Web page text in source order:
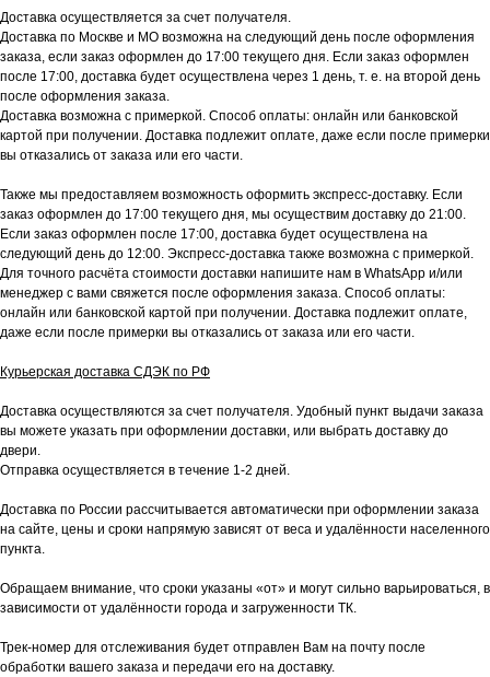
Доставка осуществляется за счет получателя.
Доставка по Москве и МО возможна на следующий день после оформления
заказа, если заказ оформлен до 17:00 текущего дня. Если заказ оформлен
после 17:00, доставка будет осуществлена через 1 день, т. е. на второй день
после оформления заказа.
Доставка возможна с примеркой. Способ оплаты: онлайн или банковской
картой при получении. Доставка подлежит оплате, даже если после примерки
вы отказались от заказа или его части.
Также мы предоставляем возможность оформить экспресс-доставку. Если
заказ оформлен до 17:00 текущего дня, мы осуществим доставку до 21:00.
Если заказ оформлен после 17:00, доставка будет осуществлена на
следующий день до 12:00. Экспресс-доставка также возможна с примеркой.
Для точного расчёта стоимости доставки напишите нам в WhatsApp и/или
менеджер с вами свяжется после оформления заказа. Способ оплаты:
онлайн или банковской картой при получении. Доставка подлежит оплате,
даже если после примерки вы отказались от заказа или его части.
Курьерская доставка СДЭК по РФ
Доставка осуществляются за счет получателя. Удобный пункт выдачи заказа
вы можете указать при оформлении доставки, или выбрать доставку до
двери.
Отправка осуществляется в течение 1-2 дней.
Доставка по России рассчитывается автоматически при оформлении заказа
на сайте, цены и сроки напрямую зависят от веса и удалённости населенного
пункта.
Обращаем внимание, что сроки указаны «от» и могут сильно варьироваться, в
зависимости от удалённости города и загруженности ТК.
Трек-номер для отслеживания будет отправлен Вам на почту после
обработки вашего заказа и передачи его на доставку.